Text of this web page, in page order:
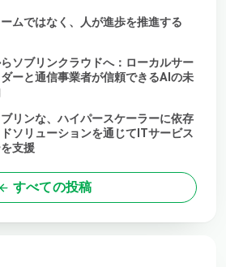
ムではなく、人が進歩を推進する
ソブリンクラウドへ：ローカルサー
ーと通信事業者が信頼できるAIの未
リンな、ハイパースケーラーに依存
ソリューションを通じてITサービス
支援
すべての投稿